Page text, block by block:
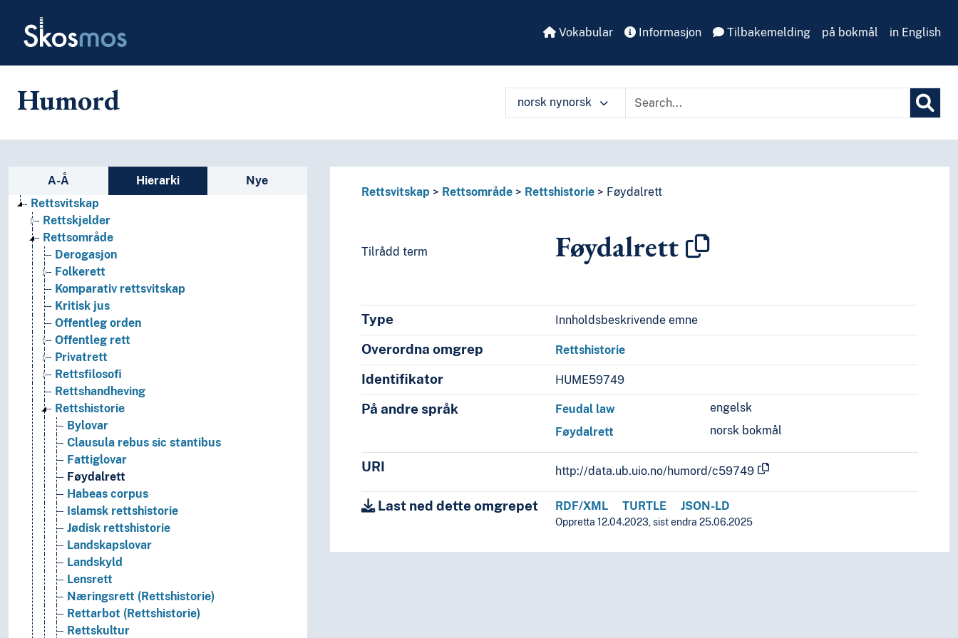
Skosmos Vokabular Informasjon Tilbakemelding på bokmål in English
Humord norsk nynorsk
Sidefelt: navigér i vokabularet
A-Å Hierarki
Nye
Rettsvitskap
Rettskjelder
Rettsområde
Derogasjon
Folkerett
Komparativ rettsvitskap
Kritisk jus
Offentleg orden
Offentleg rett
Privatrett
Rettsfilosofi
Rettshandheving
Rettshistorie
Bylovar
Clausula rebus sic stantibus
Fattiglovar
Føydalrett
Habeas corpus
Islamsk rettshistorie
Jødisk rettshistorie
Landskapslovar
Landskyld
Lensrett
Næringsrett (Rettshistorie)
Rettarbot (Rettshistorie)
Rettskultur
Rettsvitskap Rettsområde Rettshistorie Føydalrett
Tilrådd term Føydalrett
Type Innholdsbeskrivende emne
Overordna omgrep Rettshistorie
Identifikator HUME59749
På andre språk engelsk
Feudal law
norsk bokmål
Føydalrett
URI http://data.ub.uio.no/humord/c59749
Last ned dette omgrepet RDF/XML TURTLE JSON-LD
Oppretta 12.04.2023, sist endra 25.06.2025